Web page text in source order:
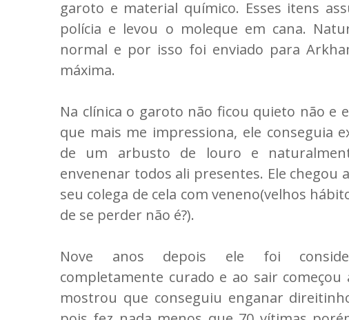
garoto e material químico. Esses itens
polícia e levou o moleque em cana.
normal e por isso foi enviado para
máxima.
Na clínica o garoto não ficou quieto não e
que mais me impressiona, ele conseguia
de um arbusto de louro e
envenenar todos ali presentes. Ele chegou
seu colega de cela com veneno(velhos
de se perder não é?).
Nove anos depois ele foi
completamente curado e ao sair
mostrou que conseguiu enganar